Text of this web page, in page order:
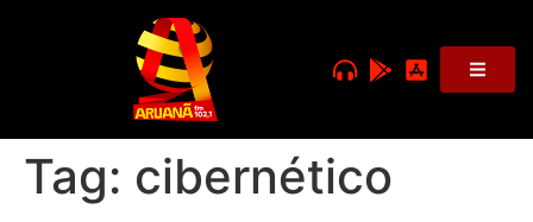
Tag: cibernético